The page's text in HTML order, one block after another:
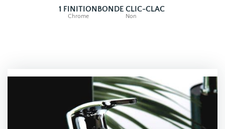
1 FINITION
Chrome
BONDE CLIC-CLAC
Non